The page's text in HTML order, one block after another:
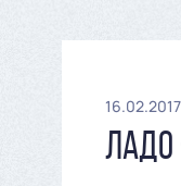
16.02.2017
ЛАДО